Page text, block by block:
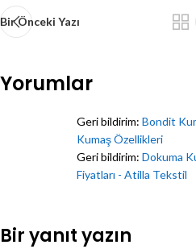
Bir Önceki Yazı
Yorumlar
Geri bildirim: Bondit
Kumaş Özellikleri
Geri bildirim: Dokuma
Fiyatları - Atilla Tekstil
Bir yanıt yazın